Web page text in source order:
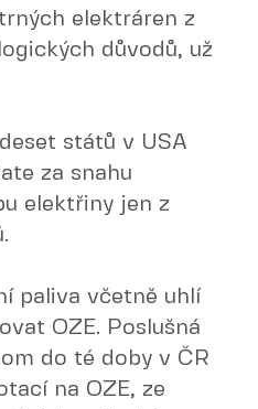
elektráren z
důvodů, už
států v USA
za snahu
elektřiny jen z
paliva včetně uhlí
OZE. Poslušná
do té doby v ČR
na OZE, ze